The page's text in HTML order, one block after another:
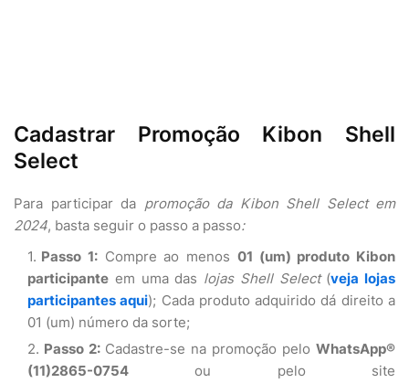
Cadastrar Promoção Kibon Shell
Select
Para participar da promoção da Kibon Shell Select em
2024, basta seguir o passo a passo:
Passo 1:Compre ao menos 01 (um) produto Kibon
participante em uma das lojas Shell Select(veja lojas
participantes aqui); Cada produto adquirido dá direito a
01 (um) número da sorte;
Passo 2: Cadastre-se na promoção pelo WhatsApp®
(11)2865-0754 ou pelo site